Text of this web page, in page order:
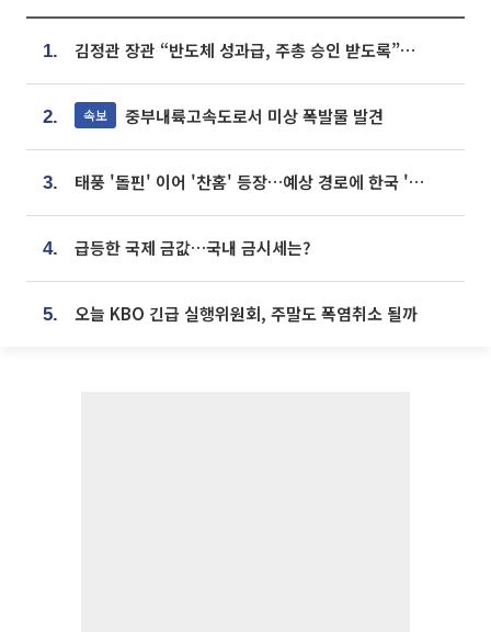
1. 김정관 장관 “반도체 성과급, 주총 승인 받도록”…상법·자본시장법 개정 시사
2. 속보 중부내륙고속도로서 미상 폭발물 발견
3. 태풍 '돌핀' 이어 '찬홈' 등장…예상 경로에 한국 '한숨'
4. 급등한 국제 금값…국내 금시세는?
5. 오늘 KBO 긴급 실행위원회, 주말도 폭염취소 될까